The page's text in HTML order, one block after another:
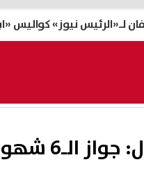
نيوز» كواليس «ابن مين
عبد المنعم